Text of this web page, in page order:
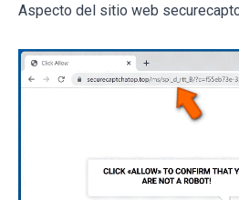
Aspecto del sitio web